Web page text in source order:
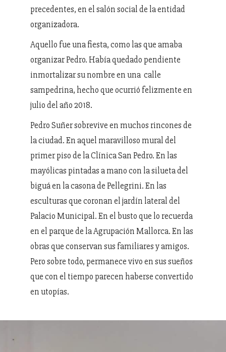
precedentes, en el salón social de la entidad
organizadora.
Aquello fue una fiesta, como las que amaba
organizar Pedro. Había quedado pendiente
inmortalizar su nombre en una calle
sampedrina, hecho que ocurrió felizmente en
julio del año 2018.
Pedro Suñer sobrevive en muchos rincones de
la ciudad. En aquel maravilloso mural del
primer piso de la Clínica San Pedro. En las
mayólicas pintadas a mano con la silueta del
biguá en la casona de Pellegrini. En las
esculturas que coronan el jardín lateral del
Palacio Municipal. En el busto que lo recuerda
en el parque de la Agrupación Mallorca. En las
obras que conservan sus familiares y amigos.
Pero sobre todo, permanece vivo en sus sueños
que con el tiempo parecen haberse convertido
en utopías.